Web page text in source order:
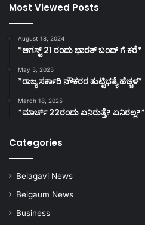
Most Viewed Posts
August 18, 2024
*ಆಗಸ್ಟ್ 21 ರಂದು ಭಾರತ್‌ ಬಂದ್‌ ಗೆ ಕರೆ*
May 5, 2025
*ರಾಜ್ಯ ಸರ್ಕಾರಿ ನೌಕರರ ತುಟ್ಟಿಭತ್ಯೆ ಹೆಚ್ಚಳ*
March 18, 2025
*ಮಾರ್ಚ್ 22ರಂದು ಏನಿರುತ್ತೆ? ಏನಿರಲ್ಲ?*
Categories
Belagavi News
Belgaum News
Business